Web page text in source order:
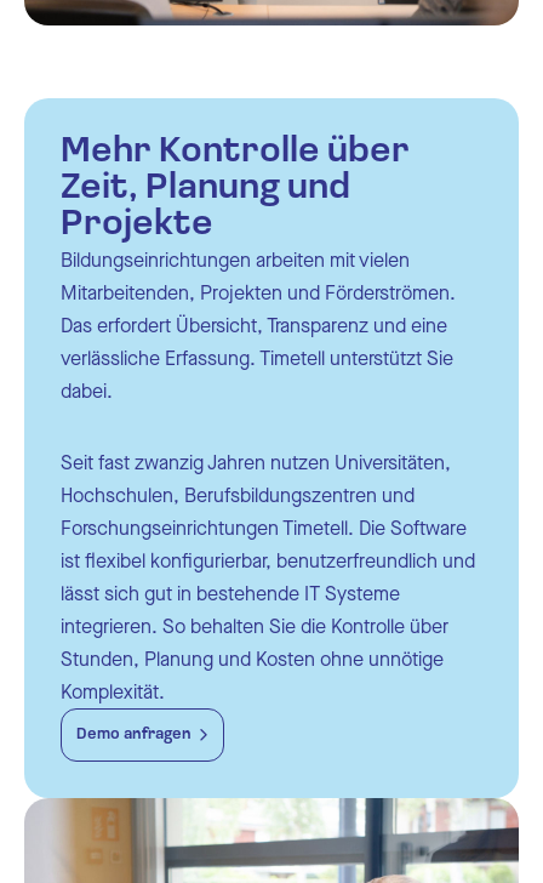
Mehr Kontrolle über
Zeit, Planung und
Projekte
Bildungseinrichtungen arbeiten mit vielen
Mitarbeitenden, Projekten und Förderströmen.
Das erfordert Übersicht, Transparenz und eine
verlässliche Erfassung. Timetell unterstützt Sie
dabei.
Seit fast zwanzig Jahren nutzen Universitäten,
Hochschulen, Berufsbildungszentren und
Forschungseinrichtungen Timetell. Die Software
ist flexibel konfigurierbar, benutzerfreundlich und
lässt sich gut in bestehende IT Systeme
integrieren. So behalten Sie die Kontrolle über
Stunden, Planung und Kosten ohne unnötige
Komplexität.
Demo anfragen